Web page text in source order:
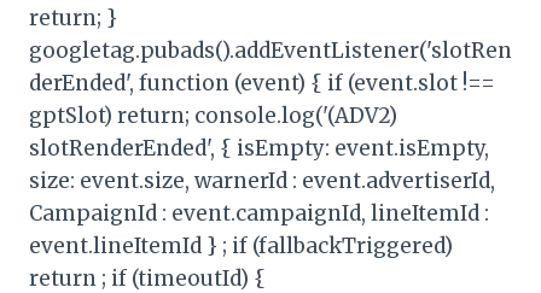
return; }
googletag.pubads().addEventListener('slotRen
derEnded', function (event) { if (event.slot !==
gptSlot) return; console.log('(ADV2)
slotRenderEnded', { isEmpty: event.isEmpty,
size: event.size, warnerId : event.advertiserId,
CampaignId : event.campaignId, lineItemId :
event.lineItemId } ; if (fallbackTriggered)
return ; if (timeoutId) {